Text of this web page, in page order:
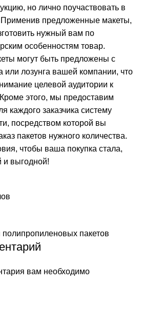
но лично поучаствовать в
Применив предложенные макеты,
нужный вам по
особенностям товар.
могут быть предложены с
или лозунга вашей компании, что
целевой аудитории к
этого, мы предоставим
каждого заказчика систему
посредством которой вы
пакетов нужного количества.
чтобы ваша покупка стала,
и выгодной!
пакетов
вам необходимо